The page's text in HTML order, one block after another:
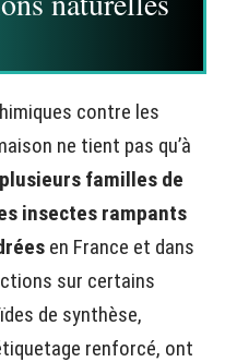
contre les
ne tient pas qu’à
plusieurs familles de
insectes rampants
en France et dans
sur certains
de synthèse,
renforcé, ont